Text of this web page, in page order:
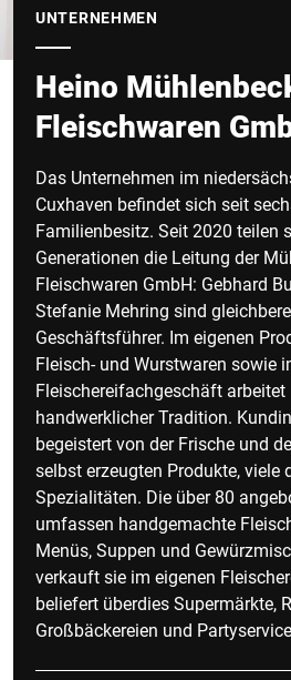
UNTERNEHMEN
Heino
Fleischwaren
Das Unternehmen im
Cuxhaven befindet sich seit
Familienbesitz. Seit 2020 teilen
Generationen die Leitung der
Fleischwaren GmbH: Gebhard
Stefanie Mehring sind
Geschäftsführer. Im eigenen
Fleisch- und Wurstwaren sowie
Fleischereifachgeschäft
handwerklicher Tradition.
begeistert von der Frische und
selbst erzeugten Produkte, viele
Spezialitäten. Die über 80
umfassen handgemachte
Menüs, Suppen und
verkauft sie im eigenen
beliefert überdies Supermärkte,
Großbäckereien und